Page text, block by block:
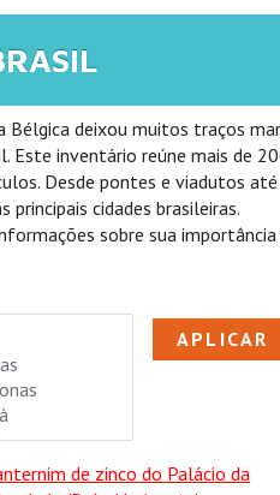
deixou muitos traços
inventário reúne mais de
Desde pontes e viadutos
cidades brasileiras.
sobre sua
de zinco do Palácio da